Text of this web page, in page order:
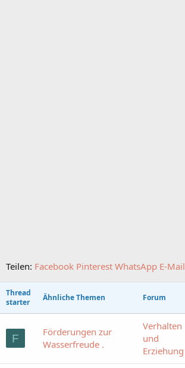
Teilen: Facebook Pinterest WhatsApp E-Mail
Thread
starter
Ähnliche Themen Forum
F
Förderungen zur
Wasserfreude .
Verhalten
und
Erziehung